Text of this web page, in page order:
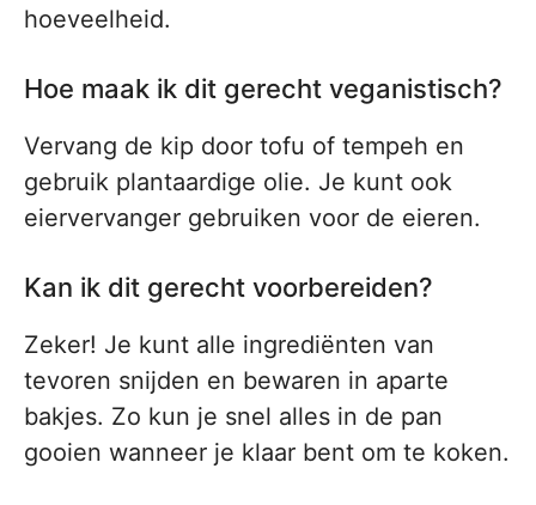
hoeveelheid.
Hoe maak ik dit gerecht veganistisch?
Vervang de kip door tofu of tempeh en
gebruik plantaardige olie. Je kunt ook
eiervervanger gebruiken voor de eieren.
Kan ik dit gerecht voorbereiden?
Zeker! Je kunt alle ingrediënten van
tevoren snijden en bewaren in aparte
bakjes. Zo kun je snel alles in de pan
gooien wanneer je klaar bent om te koken.